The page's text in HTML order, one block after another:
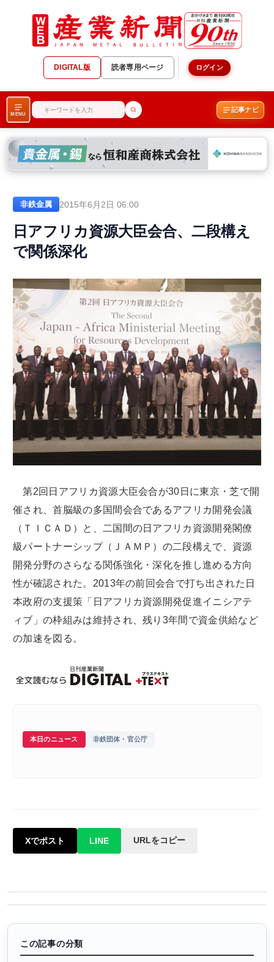
DIGITAL版 読者専用ページ ログイン
MENU
記事ナビ
非鉄金属 2015年6月2日 06:00
日アフリカ資源大臣会合、二段構え
で関係深化
第2回日アフリカ資源大臣会合が30日に東京・芝で開
催され、首脳級の多国間会合であるアフリカ開発会議
（ＴＩＣＡＤ）と、二国間の日アフリカ資源開発閣僚
級パートナーシップ（ＪＡＭＰ）の二段構えで、資源
開発分野のさらなる関係強化・深化を推し進める方向
性が確認された。2013年の前回会合で打ち出された日
本政府の支援策「日アフリカ資源開発促進イニシアテ
ィブ」の枠組みは維持され、残り3年間で資金供給など
の加速を図る。
本日のニュース 非鉄団体・官公庁
Xでポスト LINE URLをコピー
この記事の分類